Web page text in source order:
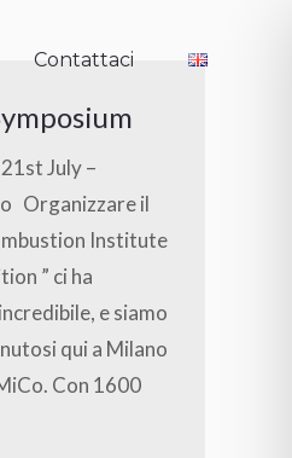
Contattaci
July –
Organizzare il
Institute
” ci ha
e siamo
qui a Milano
Con 1600